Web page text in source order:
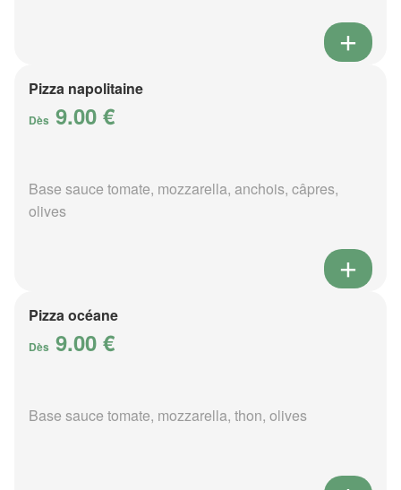
Pizza napolitaine
Dès 9.00 €
Base sauce tomate, mozzarella, anchois, câpres,
olives
Pizza océane
Dès 9.00 €
Base sauce tomate, mozzarella, thon, olives